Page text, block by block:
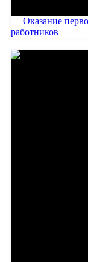
Оказание
работников